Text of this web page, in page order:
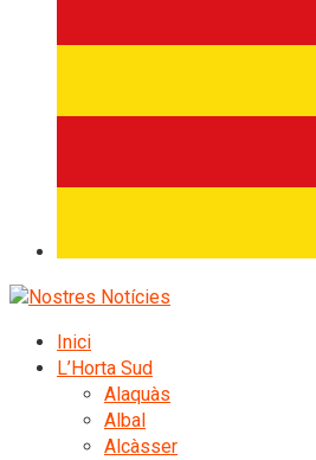
Inici
L’Horta Sud
Alaquàs
Albal
Alcàsser